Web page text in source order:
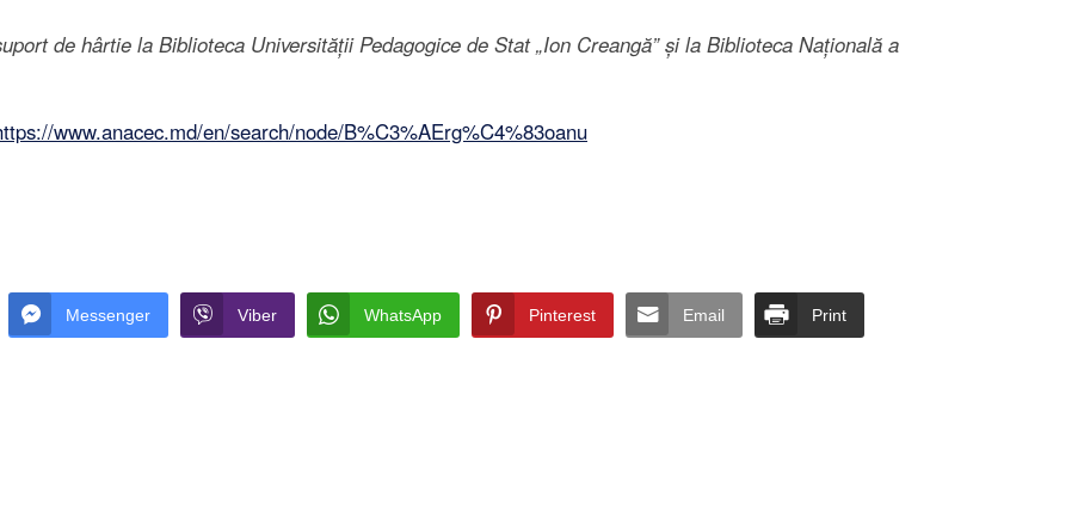
de hârtie la Biblioteca Universității Pedagogice de Stat „Ion Creangă” și la Biblioteca Națională a
www.anacec.md/en/search/node/B%C3%AErg%C4%83oanu
Messenger Viber WhatsApp Pinterest Email Print